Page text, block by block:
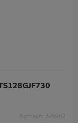
Артикул: 295962